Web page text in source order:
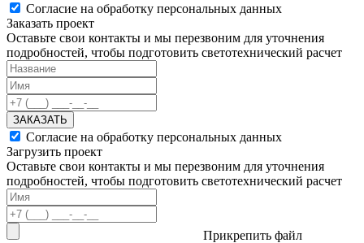
Согласие на обработку персональных данных
Заказать проект
Оставьте свои контакты и мы перезвоним для уточнения
подробностей, чтобы подготовить светотехнический расчет
ЗАКАЗАТЬ
Согласие на обработку персональных данных
Загрузить проект
Оставьте свои контакты и мы перезвоним для уточнения
подробностей, чтобы подготовить светотехнический расчет
Прикрепить файл